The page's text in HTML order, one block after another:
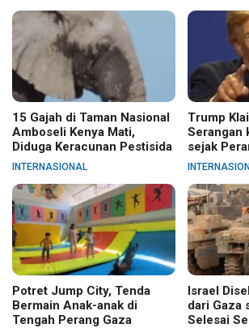
15 Gajah di Taman Nasional
Amboseli Kenya Mati,
Diduga Keracunan Pestisida
INTERNASIONAL
Trump
Serangan
sejak
Potret Jump City, Tenda
Bermain Anak-anak di
Tengah Perang Gaza
Israel
dari Gaza
Selesai